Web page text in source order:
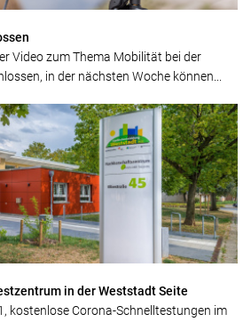
Video zum Thema Mobilität bei der
in der nächsten Woche können...
in der Weststadt Seite
kostenlose Corona-Schnelltestungen im